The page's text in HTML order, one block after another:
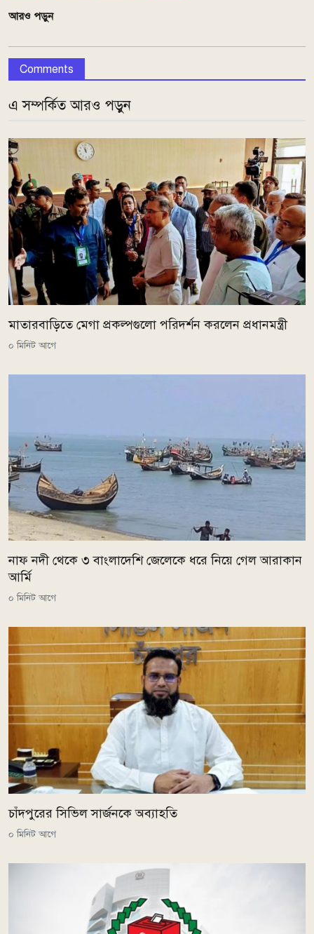
আরও পড়ুন
Comments
এ সম্পর্কিত আরও পড়ুন
মাতারবাড়িতে মেগা প্রকল্পগুলো পরিদর্শন করলেন প্রধানমন্ত্রী
০ মিনিট আগে
নাফ নদী থেকে ৩ বাংলাদেশি জেলেকে ধরে নিয়ে গেল আরাকান
আর্মি
০ মিনিট আগে
চাঁদপুরের সিভিল সার্জনকে অব্যাহতি
০ মিনিট আগে